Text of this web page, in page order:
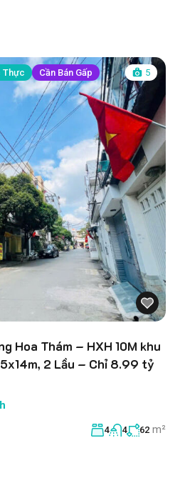
Thực Cần Bán Gấp 5
Hoa Thám – HXH 10M khu
2 Lầu – Chỉ 8.99 tỷ
4 4 62 m²